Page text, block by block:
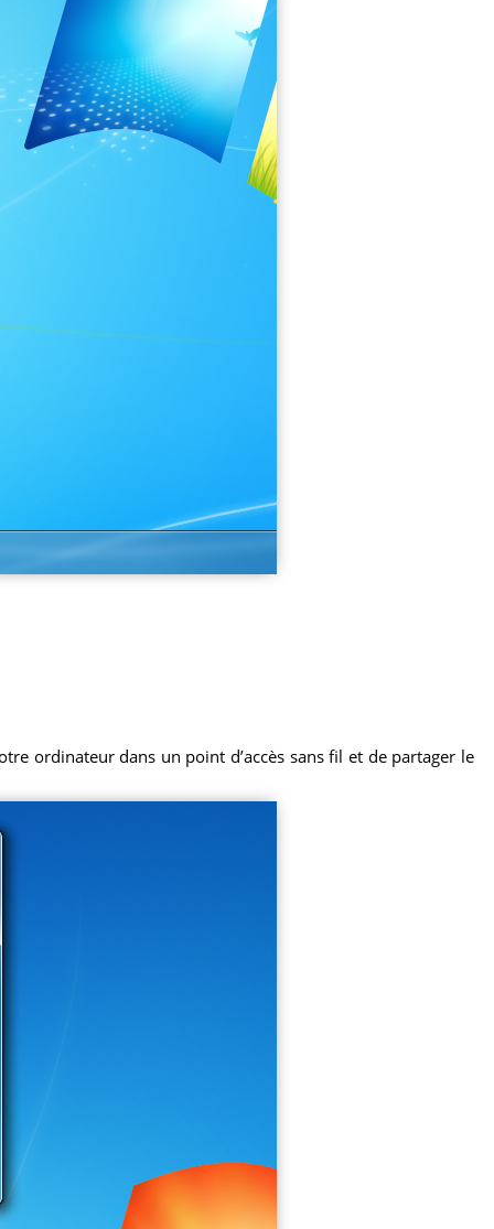
ordinateur dans un point d’accès sans fil et de partager le